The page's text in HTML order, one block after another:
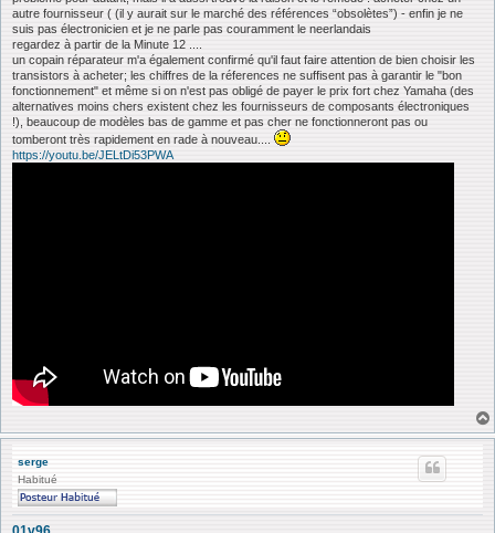
autre fournisseur ( (il y aurait sur le marché des références “obsolètes”) - enfin je ne
suis pas électronicien et je ne parle pas couramment le neerlandais
regardez à partir de la Minute 12 ....
un copain réparateur m'a également confirmé qu'il faut faire attention de bien choisir les
transistors à acheter; les chiffres de la réferences ne suffisent pas à garantir le "bon
fonctionnement" et même si on n'est pas obligé de payer le prix fort chez Yamaha (des
alternatives moins chers existent chez les fournisseurs de composants électroniques
!), beaucoup de modèles bas de gamme et pas cher ne fonctionneront pas ou
tomberont très rapidement en rade à nouveau....
https://youtu.be/JELtDi53PWA
serge
Habitué